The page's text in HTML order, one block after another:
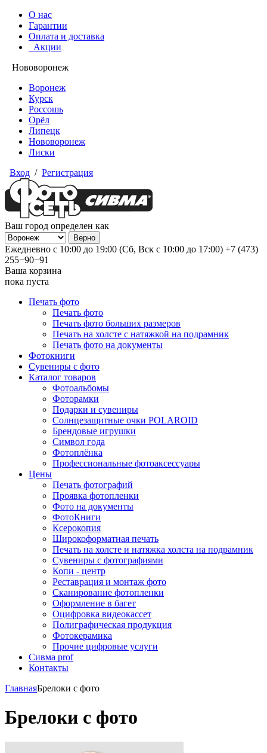
О нас
Гарантии
Оплата и доставка
Акции
Нововоронеж
Воронеж
Курск
Россошь
Орёл
Липецк
Нововоронеж
Лиски
Вход / Регистрация
Ваш город определен как
Ежедневно с 10:00 до 19:00 (Сб, Вск с 10:00 до 17:00) +7 (473)
255−90−91
Ваша корзина
пока пуста
Печать фото
Печать фото
Печать фото больших размеров
Печать на холсте с натяжкой на подрамник
Печать фото на документы
Фотокниги
Сувениры с фото
Каталог товаров
Фотоальбомы
Фоторамки
Подарки и сувениры
Солнцезащитные очки POLAROID
Брендовые игрушки
Символ года
Фотоплёнка
Профессиональные фотоаксессуары
Цены
Печать фотографий
Проявка фотопленки
Фото на документы
ФотоКниги
Ксерокопия
Широкоформатная печать
Печать на холсте и натяжка холста на подрамник
Сувениры с фотографиями
Копи - центр
Реставрация и монтаж фото
Сканирование фотопленки
Оформление в багет
Оцифровка видеокассет
Полиграфическая продукция
Фотокерамика
Прочие цифровые услуги
Сивма prof
Контакты
ГлавнаяБрелоки с фото
Брелоки с фото